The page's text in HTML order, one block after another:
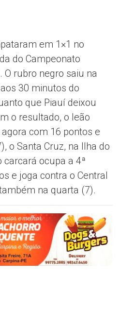
em 1×1 no
do Campeonato
O rubro negro saiu na
30 minutos do
que Piauí deixou
o resultado, o leão
com 16 pontos e
o Santa Cruz, na Ilha do
carcará ocupa a 4ª
e joga contra o Central
na quarta (7).